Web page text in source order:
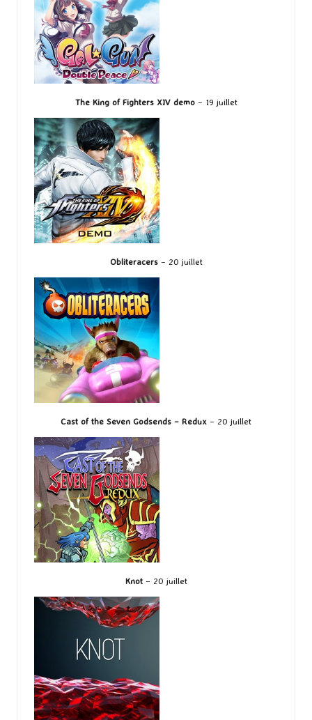
The King of Fighters XIV demo– 19 juillet
Obliteracers – 20 juillet
Cast of the Seven Godsends – Redux – 20 juillet
Knot – 20 juillet